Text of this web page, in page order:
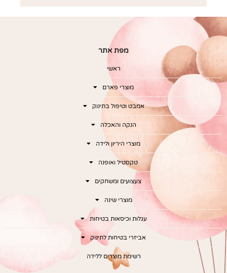
מפת אתר
ראשי
מוצרי פארם
אמבט וטיפול בתינוק
הנקה והאכלה
מוצרי היריון ולידה
טקסטיל ואופנה
צעצועים ומשחקים
מוצרי שינה
עגלות וכיסאות בטיחות
אביזרי בטיחות לתינוק
רשימת מוצרים ללידה